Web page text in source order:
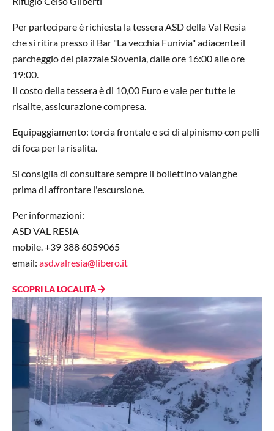
Per partecipare è richiesta la tessera ASD della Val Resia
che si ritira presso il Bar "La vecchia Funivia" adiacente il
parcheggio del piazzale Slovenia, dalle ore 16:00 alle ore
19:00.
Il costo della tessera è di 10,00 Euro e vale per tutte le
risalite, assicurazione compresa.
Equipaggiamento: torcia frontale e sci di alpinismo con pelli
di foca per la risalita.
Si consiglia di consultare sempre il bollettino valanghe
prima di affrontare l'escursione.
Per informazioni:
ASD VAL RESIA
mobile. +39 388 6059065
email: asd.valresia@libero.it
SCOPRI LA LOCALITÀ